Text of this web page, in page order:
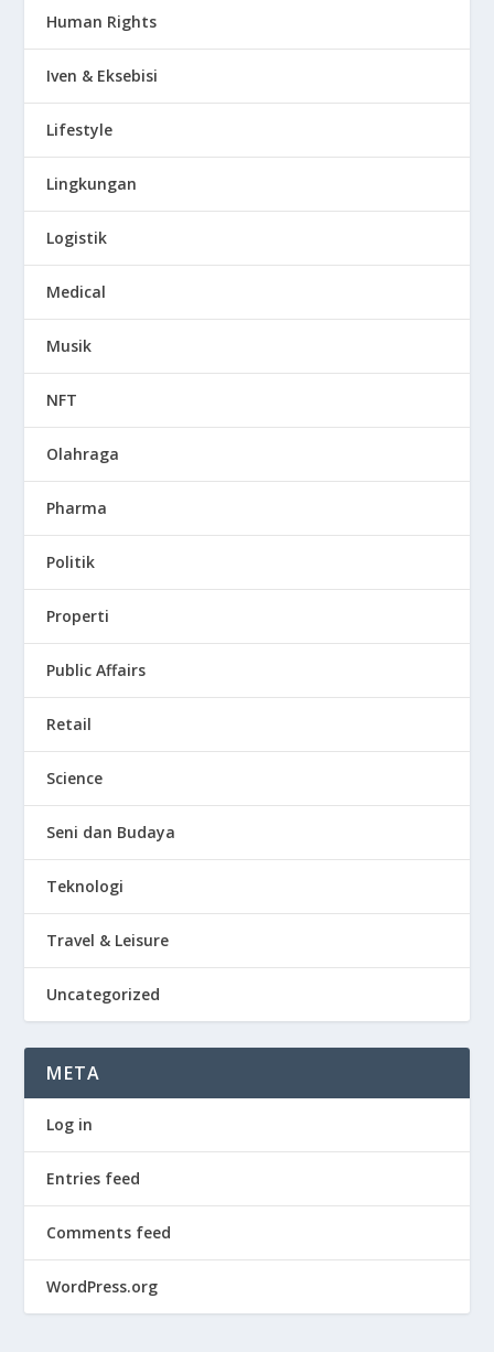
Human Rights
Iven & Eksebisi
Lifestyle
Lingkungan
Logistik
Medical
Musik
NFT
Olahraga
Pharma
Politik
Properti
Public Affairs
Retail
Science
Seni dan Budaya
Teknologi
Travel & Leisure
Uncategorized
META
Log in
Entries feed
Comments feed
WordPress.org